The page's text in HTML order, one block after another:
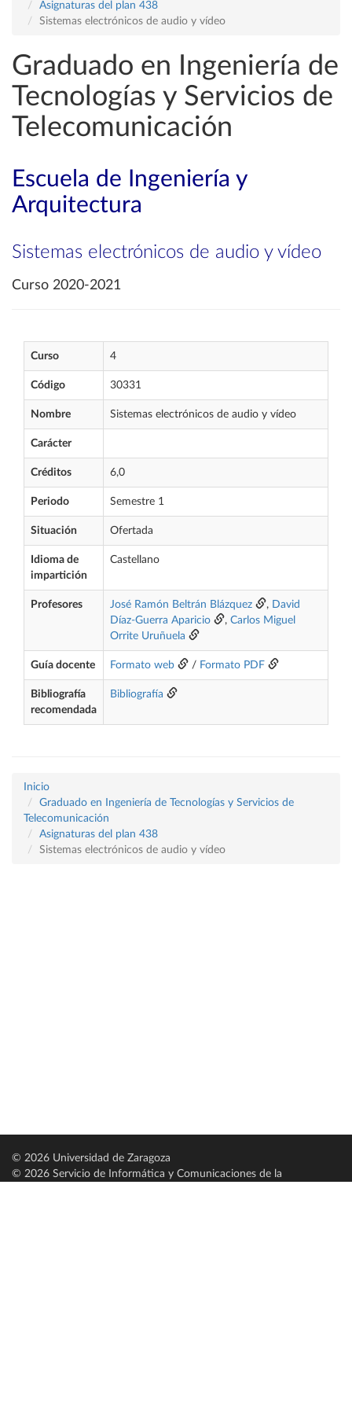
Asignaturas del plan 438
Sistemas electrónicos de audio y vídeo
Graduado en Ingeniería de
Tecnologías y Servicios de
Telecomunicación
Escuela de Ingeniería y
Arquitectura
Sistemas electrónicos de audio y vídeo
Curso 2020-2021
Curso 4
Código 30331
Nombre Sistemas electrónicos de audio y vídeo
Carácter
Créditos 6,0
Periodo Semestre 1
Situación Ofertada
Idioma de
impartición
Castellano
Profesores José Ramón Beltrán Blázquez , David
Díaz-Guerra Aparicio
, Carlos Miguel
Orrite Uruñuela
Guía docente Formato web / Formato PDF
Bibliografía
recomendada
Bibliografía
Inicio
Graduado en Ingeniería de Tecnologías y Servicios de
Telecomunicación
Asignaturas del plan 438
Sistemas electrónicos de audio y vídeo
© 2026 Universidad de Zaragoza
© 2026 Servicio de Informática y Comunicaciones de la